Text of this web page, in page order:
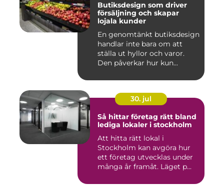
Butiksdesign som driver
försäljning och skapar
lojala kunder
En genomtänkt butiksdesign
handlar inte bara om att
ställa ut hyllor och varor.
Den påverkar hur kun...
30. jul
Så hittar företag rätt bland
lediga lokaler i stockholm
Att hitta rätt lokal i
Stockholm kan avgöra hur
ett företag utvecklas under
många år framåt. Läget p...